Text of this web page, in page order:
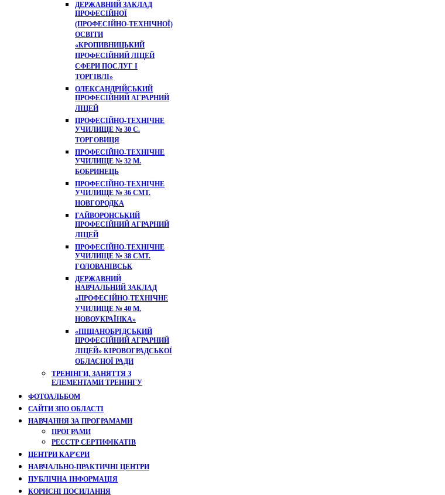
ДЕРЖАВНИЙ ЗАКЛАД
ПРОФЕСІЙНОЇ
(ПРОФЕСІЙНО-ТЕХНІЧНОЇ)
ОСВІТИ
«КРОПИВНИЦЬКИЙ
ПРОФЕСІЙНИЙ ЛІЦЕЙ
СФЕРИ ПОСЛУГ І
ТОРГІВЛІ»
ОЛЕКСАНДРІЙСЬКИЙ
ПРОФЕСІЙНИЙ АГРАРНИЙ
ЛІЦЕЙ
ПРОФЕСІЙНО-ТЕХНІЧНЕ
УЧИЛИЩЕ № 30 С.
ТОРГОВИЦЯ
ПРОФЕСІЙНО-ТЕХНІЧНЕ
УЧИЛИЩЕ № 32 М.
БОБРИНЕЦЬ
ПРОФЕСІЙНО-ТЕХНІЧНЕ
УЧИЛИЩЕ № 36 СМТ.
НОВГОРОДКА
ГАЙВОРОНСЬКИЙ
ПРОФЕСІЙНИЙ АГРАРНИЙ
ЛІЦЕЙ
ПРОФЕСІЙНО-ТЕХНІЧНЕ
УЧИЛИЩЕ № 38 СМТ.
ГОЛОВАНІВСЬК
ДЕРЖАВНИЙ
НАВЧАЛЬНИЙ ЗАКЛАД
«ПРОФЕСІЙНО-ТЕХНІЧНЕ
УЧИЛИЩЕ № 40 М.
НОВОУКРАЇНКА»
«ПІЩАНОБРІДСЬКИЙ
ПРОФЕСІЙНИЙ АГРАРНИЙ
ЛІЦЕЙ» КІРОВОГРАДСЬКОЇ
ОБЛАСНОЇ РАДИ
ТРЕНІНГИ, ЗАНЯТТЯ З
ЕЛЕМЕНТАМИ ТРЕНІНГУ
ФОТОАЛЬБОМ
САЙТИ ЗПО ОБЛАСТІ
НАВЧАННЯ ЗА ПРОГРАМАМИ
ПРОГРАМИ
РЕЄСТР СЕРТИФІКАТІВ
ЦЕНТРИ КАР'ЄРИ
НАВЧАЛЬНО-ПРАКТИЧНІ ЦЕНТРИ
ПУБЛІЧНА ІНФОРМАЦІЯ
КОРИСНІ ПОСИЛАННЯ